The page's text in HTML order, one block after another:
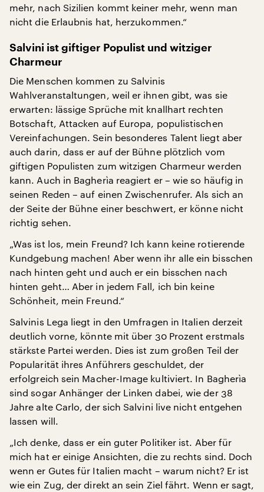
mehr, nach Sizilien kommt keiner mehr, wenn man
nicht die Erlaubnis hat, herzukommen.“
Salvini ist giftiger Populist und witziger
Charmeur
Die Menschen kommen zu Salvinis
Wahlveranstaltungen, weil er ihnen gibt, was sie
erwarten: lässige Sprüche mit knallhart rechten
Botschaft, Attacken auf Europa, populistischen
Vereinfachungen. Sein besonderes Talent liegt aber
auch darin, dass er auf der Bühne plötzlich vom
giftigen Populisten zum witzigen Charmeur werden
kann. Auch in Bagherìa reagiert er – wie so häufig in
seinen Reden – auf einen Zwischenrufer. Als sich an
der Seite der Bühne einer beschwert, er könne nicht
richtig sehen.
„Was ist los, mein Freund? Ich kann keine rotierende
Kundgebung machen! Aber wenn ihr alle ein bisschen
nach hinten geht und auch er ein bisschen nach
hinten geht… Aber in jedem Fall, ich bin keine
Schönheit, mein Freund.“
Salvinis Lega liegt in den Umfragen in Italien derzeit
deutlich vorne, könnte mit über 30 Prozent erstmals
stärkste Partei werden. Dies ist zum großen Teil der
Popularität ihres Anführers geschuldet, der
erfolgreich sein Macher-Image kultiviert. In Bagherìa
sind sogar Anhänger der Linken dabei, wie der 38
Jahre alte Carlo, der sich Salvini live nicht entgehen
lassen will.
„Ich denke, dass er ein guter Politiker ist. Aber für
mich hat er einige Ansichten, die zu rechts sind. Doch
wenn er Gutes für Italien macht – warum nicht? Er ist
wie ein Zug, der direkt an sein Ziel fährt. Wenn er sagt,